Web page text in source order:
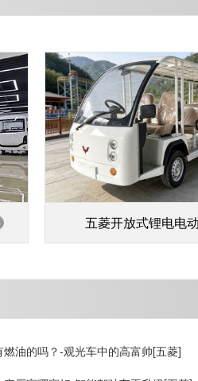
五菱开放式锂电电
油的吗？-观光车中的高富帅[五菱]